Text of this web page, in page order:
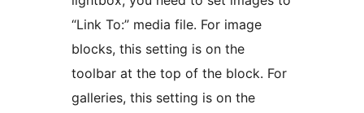
“Link To:” media file. For image
blocks, this setting is on the
toolbar at the top of the block. For
galleries, this setting is on the